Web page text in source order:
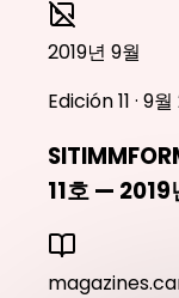
2019년 9월
Edición 11 · 9
11호 — 2019